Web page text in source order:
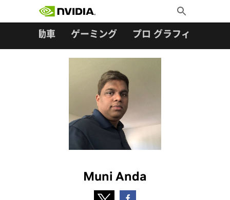
Toggle
Search
自動車 ゲーミング プロ グラフィックス
Muni Anda